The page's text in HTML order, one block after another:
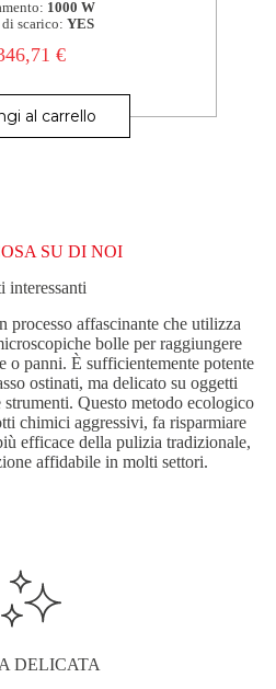
1000 W
scarico: YES
€
al carrello
SU DI NOI
interessanti
processo affascinante che utilizza
bolle per raggiungere
o panni. È sufficientemente potente
ostinati, ma delicato su oggetti
Questo metodo ecologico
chimici aggressivi, fa risparmiare
efficace della pulizia tradizionale,
affidabile in molti settori.
DELICATA